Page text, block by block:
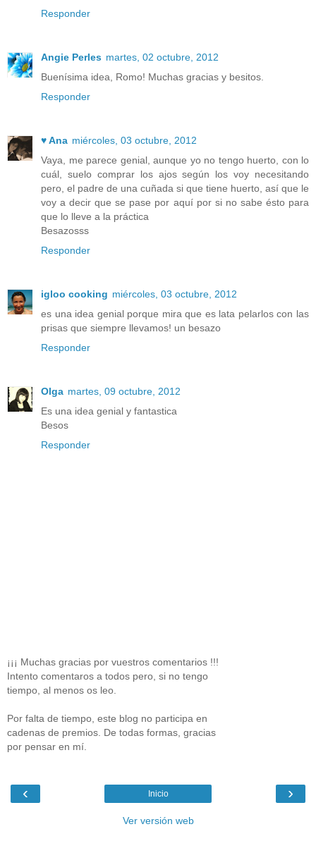
Responder
Angie Perles martes, 02 octubre, 2012
Buenísima idea, Romo! Muchas gracias y besitos.
Responder
♥ Ana miércoles, 03 octubre, 2012
Vaya, me parece genial, aunque yo no tengo huerto, con lo
cuál, suelo comprar los ajos según los voy necesitando
pero, el padre de una cuñada si que tiene huerto, así que le
voy a decir que se pase por aquí por si no sabe ésto para
que lo lleve a la práctica
Besazosss
Responder
igloo cooking miércoles, 03 octubre, 2012
es una idea genial porque mira que es lata pelarlos con las
prisas que siempre llevamos! un besazo
Responder
Olga martes, 09 octubre, 2012
Es una idea genial y fantastica
Besos
Responder
¡¡¡ Muchas gracias por vuestros comentarios !!!
Intento comentaros a todos pero, si no tengo
tiempo, al menos os leo.
Por falta de tiempo, este blog no participa en
cadenas de premios. De todas formas, gracias
por pensar en mí.
‹ ›
Inicio
Ver versión web